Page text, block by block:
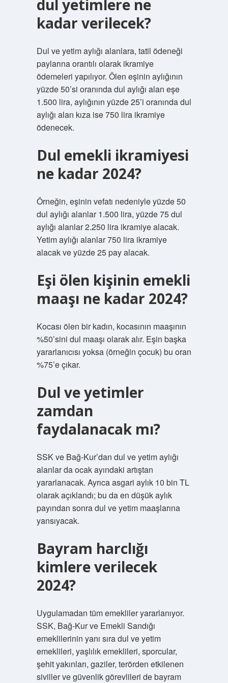
dul yetimlere ne
kadar verilecek?
Dul ve yetim aylığı alanlara, tatil ödeneği
paylarına orantılı olarak ikramiye
ödemeleri yapılıyor. Ölen eşinin aylığının
yüzde 50’si oranında dul aylığı alan eşe
1.500 lira, aylığının yüzde 25’i oranında dul
aylığı alan kıza ise 750 lira ikramiye
ödenecek.
Dul emekli ikramiyesi
ne kadar 2024?
Örneğin, eşinin vefatı nedeniyle yüzde 50
dul aylığı alanlar 1.500 lira, yüzde 75 dul
aylığı alanlar 2.250 lira ikramiye alacak.
Yetim aylığı alanlar 750 lira ikramiye
alacak ve yüzde 25 pay alacak.
Eşi ölen kişinin emekli
maaşı ne kadar 2024?
Kocası ölen bir kadın, kocasının maaşının
%50’sini dul maaşı olarak alır. Eşin başka
yararlanıcısı yoksa (örneğin çocuk) bu oran
%75’e çıkar.
Dul ve yetimler
zamdan
faydalanacak mı?
SSK ve Bağ-Kur’dan dul ve yetim aylığı
alanlar da ocak ayındaki artıştan
yararlanacak. Ayrıca asgari aylık 10 bin TL
olarak açıklandı; bu da en düşük aylık
payından sonra dul ve yetim maaşlarına
yansıyacak.
Bayram harclığı
kimlere verilecek
2024?
Uygulamadan tüm emekliler yararlanıyor.
SSK, Bağ-Kur ve Emekli Sandığı
emeklilerinin yanı sıra dul ve yetim
emeklileri, yaşlılık emeklileri, sporcular,
şehit yakınları, gaziler, terörden etkilenen
siviller ve güvenlik görevlileri de bayram